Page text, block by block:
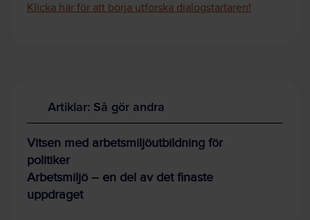
Klicka här för att börja utforska dialogstartaren!
Artiklar: Så gör andra
Vitsen med arbetsmiljöutbildning för
politiker
Arbetsmiljö – en del av det finaste
uppdraget